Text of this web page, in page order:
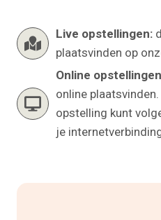
Live opstellingen:
plaatsvinden op
Online
online
opstelling kunt
je